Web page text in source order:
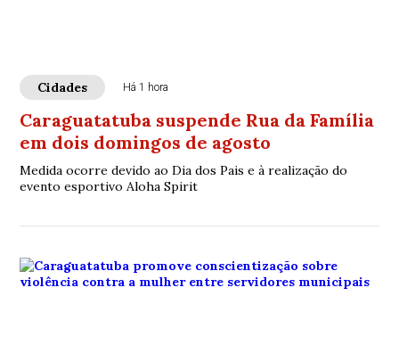
Cidades Há 1 hora
Caraguatatuba suspende Rua da Família
em dois domingos de agosto
Medida ocorre devido ao Dia dos Pais e à realização do
evento esportivo Aloha Spirit